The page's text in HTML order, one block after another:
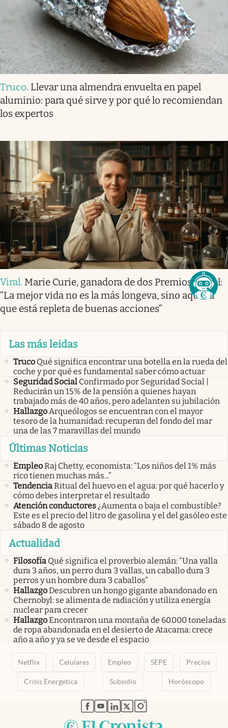
Truco. Llevar una almendra envuelta en papel
aluminio: para qué sirve y por qué lo recomiendan
los expertos
Viral. Marie Curie, ganadora de dos Premios Nobel:
“La mejor vida no es la más longeva, sino aquella
que está repleta de buenas acciones”
Las más leidas
Truco Qué significa encontrar una botella en la rueda del
coche y por qué es fundamental saber cómo actuar
Seguridad Social Confirmado por Seguridad Social |
Reducirán un 15% de la pensión a quienes hayan
trabajado más de 40 años, pero adelanten su jubilación
HallazgoArqueólogos se encuentran con el mayor
tesoro de la humanidad: recuperan del fondo del mar
una de las 7 maravillas del mundo
Últimas Noticias
EmpleoRaj Chetty, economista: “Los niños del 1% más
rico tienen muchas más...”
TendenciaRitual del huevo en el agua: por qué hacerlo y
cómo debes interpretar el resultado
Atención conductores¿Aumenta o baja el combustible?
Este es el precio del litro de gasolina y el del gasóleo este
sábado 8 de agosto
Actualidad
Filosofía Qué significa el proverbio alemán: “Una valla
dura 3 años, un perro dura 3 vallas, un caballo dura 3
perros y un hombre dura 3 caballos”
HallazgoDescubren un hongo gigante abandonado en
Chernobyl: se alimenta de radiación y utiliza energía
nuclear para crecer
HallazgoEncontraron una montaña de 60.000 toneladas
de ropa abandonada en el desierto de Atacama: crece
año a año y ya se ve desde el espacio
Netflix Celulares Empleo SEPE Precios
Crisis Energetica Subsidio Horóscopo
abre en nueva pestaña
abre en nueva pestaña
abre en nueva pestaña
abre en nueva pestaña
abre en nueva pestaña